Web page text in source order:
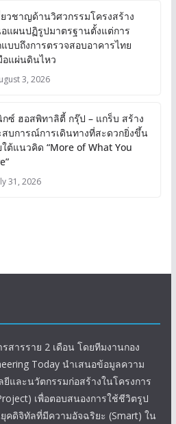
ยวชาญด้านวิศวกรรมโครงสร้าง
อแผนปฏิรูปมาตรฐานตั้งแต่การ
แบบถึงการตรวจสอบอาคารไทย
อแผ่นดินไหว
3, 2026
กซ์ ฮอสพิทาลิตี้ กรุ๊ป – แกร็บ สร้าง
สบการณ์การเดินทางที่สะดวกยิ่งขึ้น
ต้แนวคิด “More of What You
31, 2026
รสารราย 2 เดือน โดยทีมงานกอง
Today นำเสนอข้อมูลความ
และนวัตกรรมก่อสร้างในโครงการ
เพื่อตอบสนองการใช้ชีวิตรูป
คดิจิทัลที่มีความอัจฉริยะ (Smart) ใน